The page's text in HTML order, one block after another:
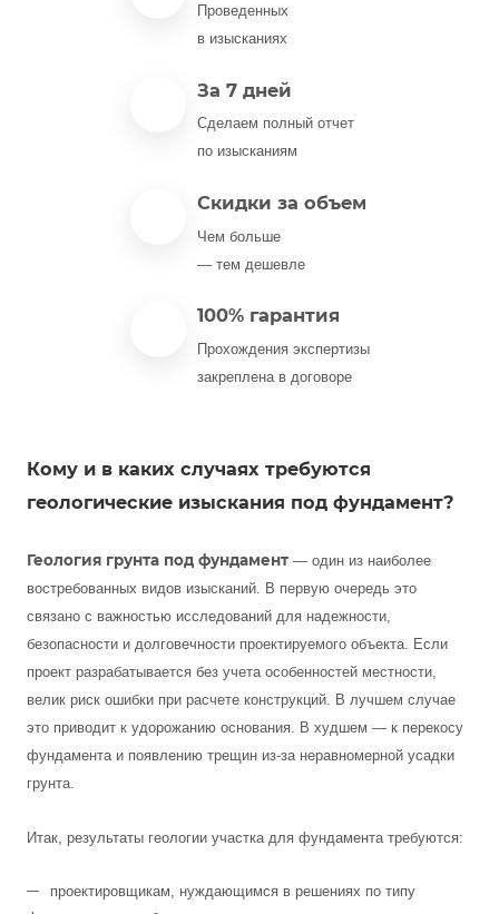
Проведенных
в изысканиях
За 7 дней
Сделаем полный отчет
по изысканиям
Скидки за объем
Чем больше
— тем дешевле
100% гарантия
Прохождения экспертизы
закреплена в договоре
Кому и в каких случаях требуются
геологические изыскания под фундамент?
Геология грунта под фундамент — один из наиболее
востребованных видов изысканий. В первую очередь это
связано с важностью исследований для надежности,
безопасности и долговечности проектируемого объекта. Если
проект разрабатывается без учета особенностей местности,
велик риск ошибки при расчете конструкций. В лучшем случае
это приводит к удорожанию основания. В худшем — к перекосу
фундамента и появлению трещин из-за неравномерной усадки
грунта.
Итак, результаты геологии участка для фундамента требуются:
проектировщикам, нуждающимся в решениях по типу